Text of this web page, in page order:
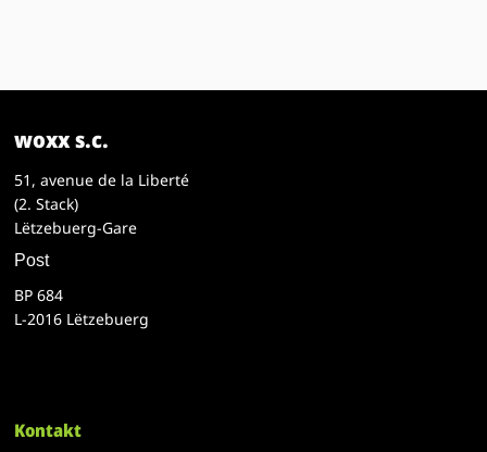
woxx s.c.
51, avenue de la Liberté
(2. Stack)
Lëtzebuerg-Gare
Post
BP 684
L-2016 Lëtzebuerg
Kontakt